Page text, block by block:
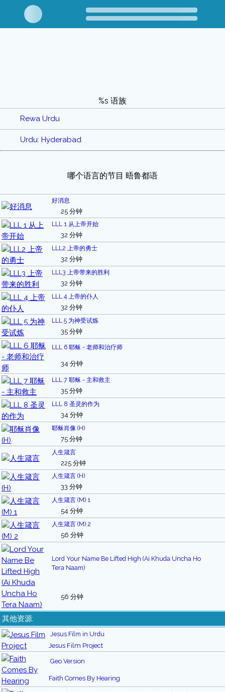
%s 语族
Rewa Urdu
Urdu: Hyderabad
哪个语言的节目 晤鲁都语
好消息
25 分钟
LLL 1 从上帝开始
32 分钟
LLL2 上帝的勇士
32 分钟
LLL3 上帝带来的胜利
32 分钟
LLL 4 上帝的仆人
32 分钟
LLL 5 为神受试炼
35 分钟
LLL 6 耶稣 - 老师和治疗师
34 分钟
LLL 7 耶稣 - 主和救主
35 分钟
LLL 8 圣灵的作为
34 分钟
耶稣肖像 (H)
75 分钟
人生箴言
225 分钟
人生箴言 (H)
33 分钟
人生箴言 (M) 1
54 分钟
人生箴言 (M) 2
56 分钟
Lord Your Name Be Lifted High (Ai Khuda Uncha Ho
Tera Naam)
56 分钟
其他资源:
Jesus Film in Urdu
Jesus Film Project
Geo Version
Faith Comes By Hearing